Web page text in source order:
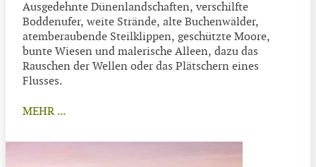
Ausgedehnte Dünenlandschaften, verschilfte
Boddenufer, weite Strände, alte Buchenwälder,
atemberaubende Steilklippen, geschützte Moore,
bunte Wiesen und malerische Alleen, dazu das
Rauschen der Wellen oder das Plätschern eines
Flusses.
MEHR ...